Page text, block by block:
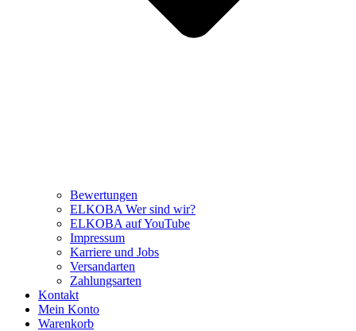
Bewertungen
ELKOBA Wer sind wir?
ELKOBA auf YouTube
Impressum
Karriere und Jobs
Versandarten
Zahlungsarten
Kontakt
Mein Konto
Warenkorb